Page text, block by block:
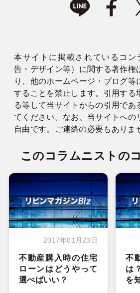
本サイトに掲載されているコン
告・デザイン等）に関する著作権
り、他のホームページ・ブログ等
することを禁止します。引用する
る等して当サイトからの引用であ
てください。なお、当サイトへの
自由です。ご連絡の必要もありま
このコラムニストの
2017年01月23日
不動産購入時の住宅
ローンはどうやって
選べばいい？
不
は
を